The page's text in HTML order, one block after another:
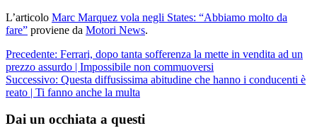
L’articolo Marc Marquez vola negli States: “Abbiamo molto da
fare” proviene da Motori News.
Navigazione
articolo
Precedente: Ferrari, dopo tanta sofferenza la mette in vendita ad un
prezzo assurdo | Impossibile non commuoversi
Successivo: Questa diffusissima abitudine che hanno i conducenti è
reato | Ti fanno anche la multa
Dai un occhiata a questi